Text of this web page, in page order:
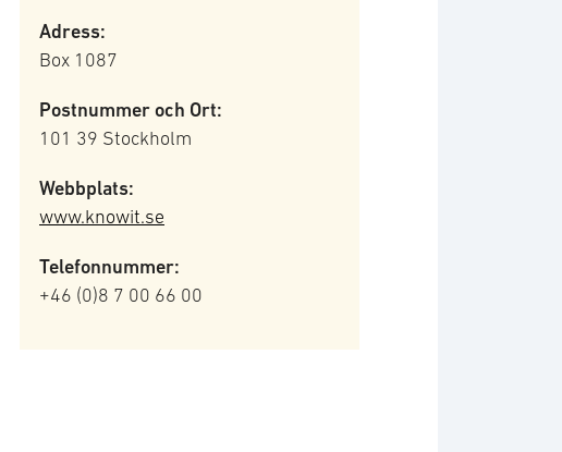
Adress:
Box 1087
Postnummer och Ort:
101 39 Stockholm
Webbplats:
www.knowit.se
Telefonnummer:
+46 (0)8 7 00 66 00